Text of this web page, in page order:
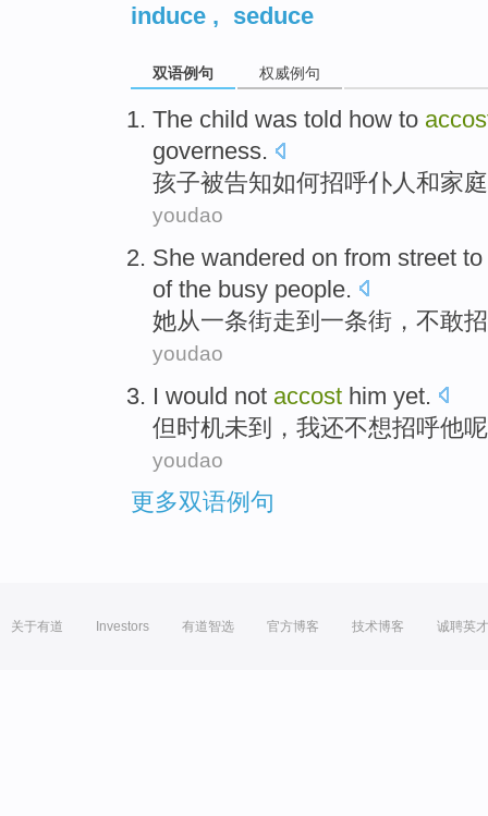
induce , seduce
双语例句 权威例句
The child was told how to
governess.
孩子被告知如何招呼仆人 和家庭
youdao
She wandered on from street to
of the busy people.
她从一条街走到 一条街， 不敢
youdao
I would not accost him yet.
但时机未到， 我还不想招呼他
youdao
更多双语例句
关于有道 Investors 有道智选 官方博客 技术博客 诚聘英才